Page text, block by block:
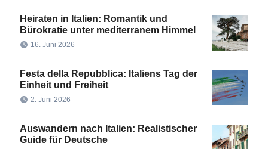
Heiraten in Italien: Romantik und
Bürokratie unter mediterranem Himmel
16. Juni 2026
Festa della Repubblica: Italiens Tag der
Einheit und Freiheit
2. Juni 2026
Auswandern nach Italien: Realistischer
Guide für Deutsche